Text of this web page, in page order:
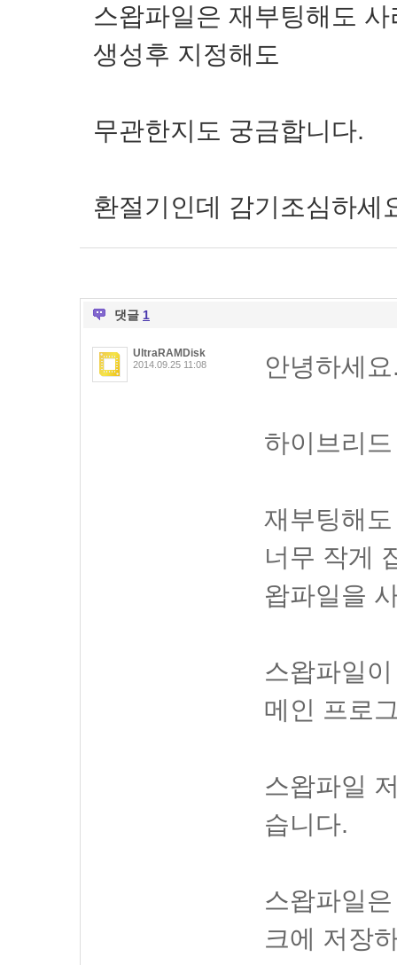
스왑파일은 재부팅해도
생성후 지정해도
무관한지도 궁금합니다.
환절기인데 감기조심하세
댓글 1
UltraRAMDisk
2014.09.25 11:08 안녕하세
하이브리
재부팅해
너무 작게
왑파일을
스왑파일
메인 프로
스왑파일
습니다.
스왑파일
크에 저장